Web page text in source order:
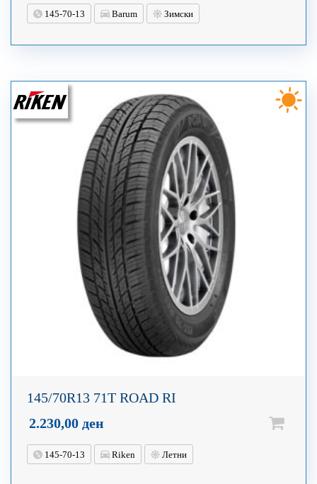
145-70-13 Barum Зимски
145/70R13 71T ROAD RI
2.230,00 ден
145-70-13 Riken Летни